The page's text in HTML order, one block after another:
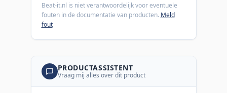
Beat-it.nl is niet verantwoordelijk voor eventuele
fouten in de documentatie van producten. Meld
fout
PRODUCTASSISTENT
Vraag mij alles over dit product